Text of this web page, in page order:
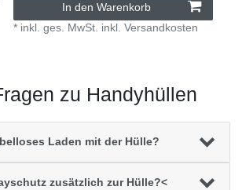
In den Warenkorb
* inkl. ges. MwSt. inkl.Versandkosten
zu Handyhüllen
Laden mit der Hülle?
zusätzlich zur Hülle?<